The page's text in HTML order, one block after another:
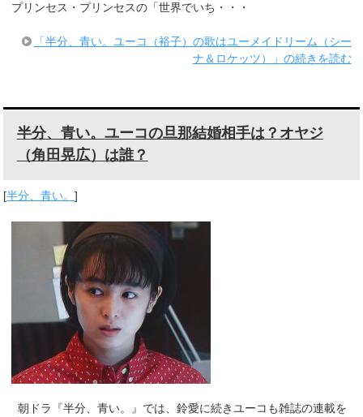
プリンセス・プリンセスの「世界でいち・・・
「半分、青い。ユーコ（裕子）の歌はユーメイドリーム（シー
ナ＆ロケッツ）」の続きを読む
半分、青い。ユーコの旦那結婚相手は？オヤジ
（角田晃広）は誰？
[半分、青い。]
朝ドラ『半分、青い。』では、鈴愛に続きユーコも雑誌の連載を